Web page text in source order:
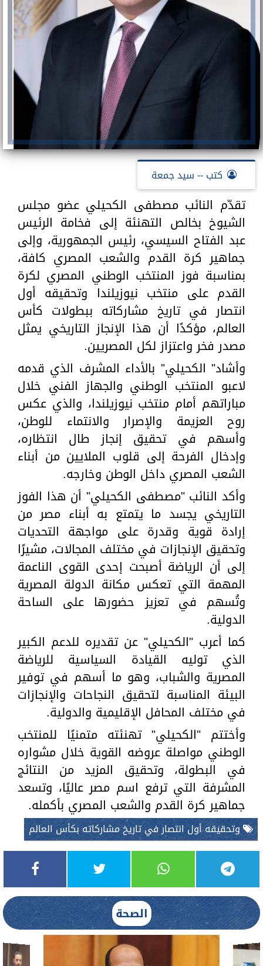
كتب -- سيد جمعة
تقدّم النائب مصطفى الكحيلي عضو مجلس
الشيوخ بخالص التهنئة إلى فخامة الرئيس
عبد الفتاح السيسي، رئيس الجمهورية، وإلى
جماهير كرة القدم والشعب المصري كافة،
بمناسبة فوز المنتخب الوطني المصري لكرة
القدم على منتخب نيوزيلندا وتحقيقه أول
انتصار في تاريخ مشاركاته ببطولات كأس
العالم، مؤكدًا أن هذا الإنجاز التاريخي يمثل
مصدر فخر واعتزاز لكل المصريين.
وأشاد" الكحيلي" بالأداء المشرف الذي قدمه
لاعبو المنتخب الوطني والجهاز الفني خلال
مباراتهم أمام منتخب نيوزيلندا، والذي عكس
روح العزيمة والإصرار والانتماء للوطن،
وأسهم في تحقيق إنجاز طال انتظاره،
وإدخال الفرحة إلى قلوب الملايين من أبناء
الشعب المصري داخل الوطن وخارجه.
وأكد النائب "مصطفى الكحيلي" أن هذا الفوز
التاريخي يجسد ما يتمتع به أبناء مصر من
إرادة قوية وقدرة على مواجهة التحديات
وتحقيق الإنجازات في مختلف المجالات، مشيرًا
إلى أن الرياضة أصبحت إحدى القوى الناعمة
المهمة التي تعكس مكانة الدولة المصرية
وتُسهم في تعزيز حضورها على الساحة
الدولية.
كما أعرب "الكحيلي" عن تقديره للدعم الكبير
الذي توليه القيادة السياسية للرياضة
المصرية والشباب، وهو ما أسهم في توفير
البيئة المناسبة لتحقيق النجاحات والإنجازات
في مختلف المحافل الإقليمية والدولية.
وأختتم "الكحيلي" تهنئته متمنيًا للمنتخب
الوطني مواصلة عروضه القوية خلال مشواره
في البطولة، وتحقيق المزيد من النتائج
المشرفة التي ترفع اسم مصر عاليًا، وتسعد
جماهير كرة القدم والشعب المصري بأكمله.
وتحقيقه أول انتصار في تاريخ مشاركاته بكأس العالم
الصحة